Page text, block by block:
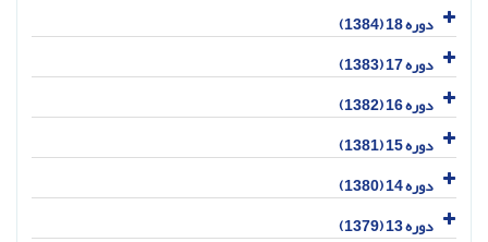
دوره 18 (1384)
دوره 17 (1383)
دوره 16 (1382)
دوره 15 (1381)
دوره 14 (1380)
دوره 13 (1379)